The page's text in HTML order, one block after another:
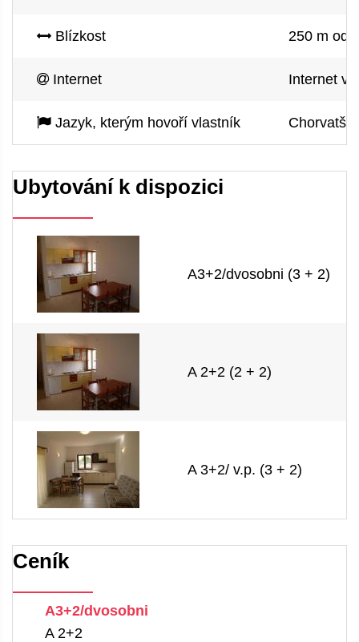
Blízkost 250 m od
Internet Internet
Jazyk, kterým hovoří vlastník
Ubytování k dispozici
A3+2/dvosobni (3 + 2)
A 2+2 (2 + 2)
A 3+2/ v.p. (3 + 2)
Ceník
A3+2/dvosobni
A 2+2